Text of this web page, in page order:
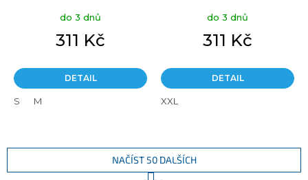
do 3 dnů
311 Kč
DETAIL
S M
do 3 dnů
311 Kč
DETAIL
XXL
NAČÍST 50 DALŠÍCH